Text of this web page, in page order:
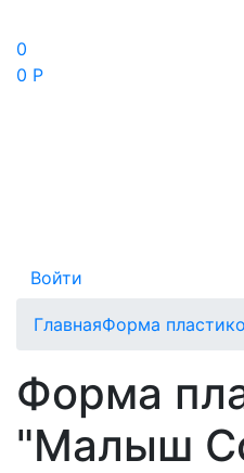
0
0 Р
Войти
ГлавнаяФорма
Форма
"Малыш